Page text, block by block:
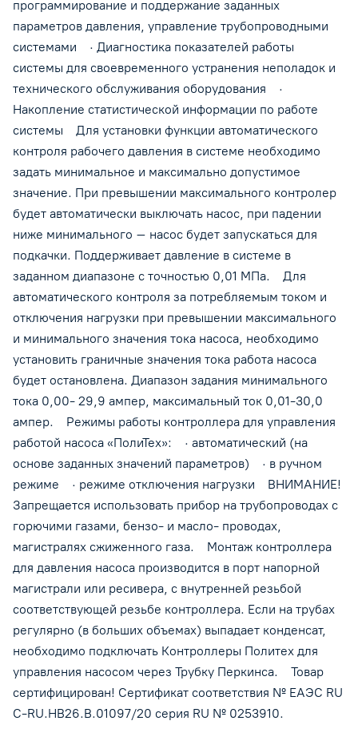
контроллера. Если на трубах регулярно (в больших объемах)
выпадает конденсат, необходимо подключать Контроллеры
Перкинса. Товар сертифицирован! Сертификат соответствия
№ ЕАЭС RU C-RU.HB26.B.01097/20 серия RU № 0253910.
программирование и поддержание заданных
параметров давления, управление трубопроводными
системами · Диагностика показателей работы
системы для своевременного устранения неполадок и
технического обслуживания оборудования ·
Накопление статистической информации по работе
системы Для установки функции автоматического
контроля рабочего давления в системе необходимо
задать минимальное и максимально допустимое
значение. При превышении максимального контролер
будет автоматически выключать насос, при падении
ниже минимального – насос будет запускаться для
подкачки. Поддерживает давление в системе в
заданном диапазоне с точностью 0,01 МПа. Для
автоматического контроля за потребляемым током и
отключения нагрузки при превышении максимального
и минимального значения тока насоса, необходимо
установить граничные значения тока работа насоса
будет остановлена. Диапазон задания минимального
тока 0,00- 29,9 ампер, максимальный ток 0,01-30,0
ампер. Режимы работы контроллера для управления
работой насоса «ПолиТех»: · автоматический (на
основе заданных значений параметров) · в ручном
режиме · режиме отключения нагрузки ВНИМАНИЕ!
Запрещается использовать прибор на трубопроводах с
горючими газами, бензо- и масло- проводах,
магистралях сжиженного газа. Монтаж контроллера
для давления насоса производится в порт напорной
магистрали или ресивера, с внутренней резьбой
соответствующей резьбе контроллера. Если на трубах
регулярно (в больших объемах) выпадает конденсат,
необходимо подключать Контроллеры Политех для
управления насосом через Трубку Перкинса. Товар
сертифицирован! Сертификат соответствия № ЕАЭС RU
C-RU.HB26.B.01097/20 серия RU № 0253910.